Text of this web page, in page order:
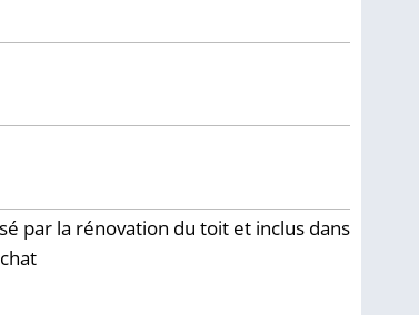
par la rénovation du toit et inclus dans